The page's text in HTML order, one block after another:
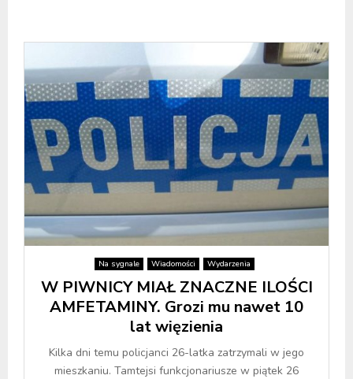
Na sygnale Wiadomości Wydarzenia
W PIWNICY MIAŁ ZNACZNE ILOŚCI
AMFETAMINY. Grozi mu nawet 10
lat więzienia
Kilka dni temu policjanci 26-latka zatrzymali w jego
mieszkaniu. Tamtejsi funkcjonariusze w piątek 26